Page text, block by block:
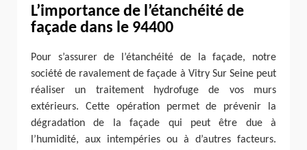
L’importance de l’étanchéité de
façade dans le 94400
Pour s’assurer de l’étanchéité de la façade, notre
société de ravalement de façade à Vitry Sur Seine peut
réaliser un traitement hydrofuge de vos murs
extérieurs. Cette opération permet de prévenir la
dégradation de la façade qui peut être due à
l’humidité, aux intempéries ou à d’autres facteurs.